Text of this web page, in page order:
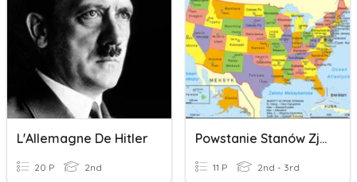
L'Allemagne De Hitler
20 P 2nd
Powstanie Stanów Zjednoczonych
11 P 2nd - 3rd